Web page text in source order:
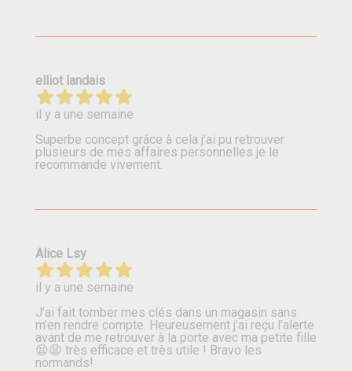
elliot landais
il y a une semaine
Superbe concept grâce à cela j’ai pu retrouver
plusieurs de mes affaires personnelles je le
recommande vivement.
Alice Lsy
il y a une semaine
J’ai fait tomber mes clés dans un magasin sans
m’en rendre compte. Heureusement j’ai reçu l’alerte
avant de me retrouver à la porte avec ma petite fille
😫😫 très efficace et très utile ! Bravo les
normands!